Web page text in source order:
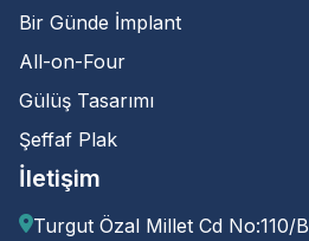
Bir Günde İmplant
All-on-Four
Gülüş Tasarımı
Şeffaf Plak
İletişim
Turgut Özal Millet Cd No:110/B